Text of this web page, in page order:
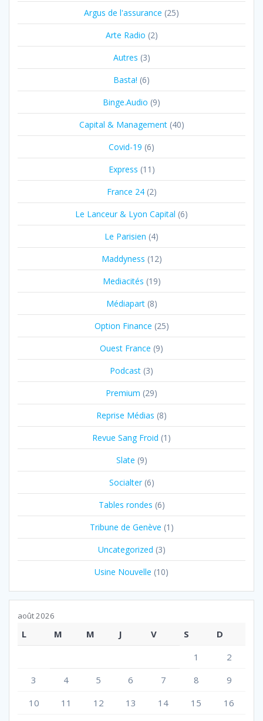
Argus de l'assurance (25)
Arte Radio (2)
Autres (3)
Basta! (6)
Binge.Audio (9)
Capital & Management(40)
Covid-19 (6)
Express (11)
France 24(2)
Le Lanceur & Lyon Capital (6)
Le Parisien (4)
Maddyness (12)
Mediacités (19)
Médiapart(8)
Option Finance (25)
Ouest France (9)
Podcast (3)
Premium (29)
Reprise Médias (8)
Revue Sang Froid (1)
Slate (9)
Socialter(6)
Tables rondes (6)
Tribune de Genève (1)
Uncategorized (3)
Usine Nouvelle (10)
août 2026
L M M J V S
D
1
2
3
4 5 6 7 8
9
10
11 12 13 14 15
16